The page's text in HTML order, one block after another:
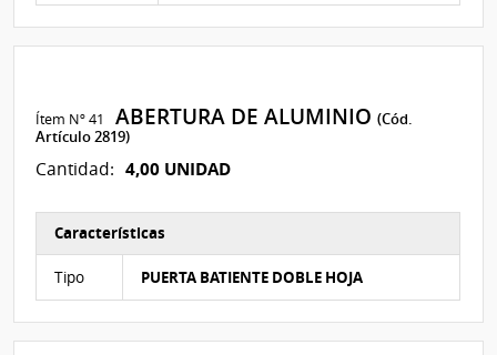
Ítem Nº 41 ABERTURA DE ALUMINIO(Cód.
Artículo 2819)
Cantidad: 4,00 UNIDAD
Características
Tipo PUERTA BATIENTE DOBLE HOJA